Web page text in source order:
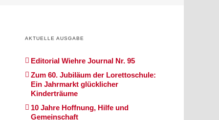
AKTUELLE AUSGABE
Editorial Wiehre Journal Nr. 95
Zum 60. Jubiläum der Lorettoschule:
Ein Jahrmarkt glücklicher
Kinderträume
10 Jahre Hoffnung, Hilfe und
Gemeinschaft